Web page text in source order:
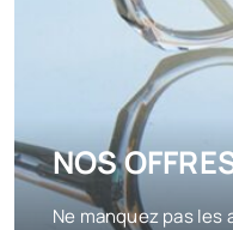
NOS
Ne manquez pas